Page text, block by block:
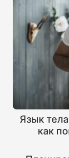
Язык
как